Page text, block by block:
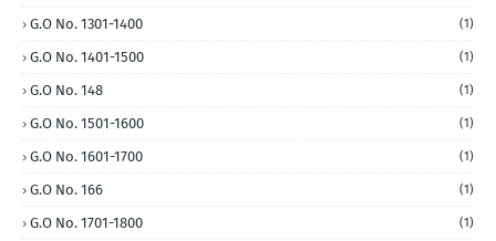
G.O No. 1301-1400 (1)
G.O No. 1401-1500 (1)
G.O No. 148 (1)
G.O No. 1501-1600 (1)
G.O No. 1601-1700 (1)
G.O No. 166 (1)
G.O No. 1701-1800 (1)